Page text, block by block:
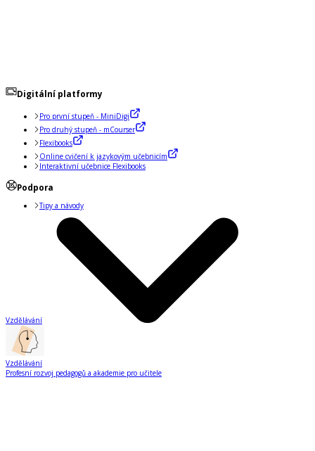
Digitální platformy
Pro první stupeň - MiniDigi
Pro druhý stupeň - mCourser
Flexibooks
Online cvičení k jazykovým učebnicím
Interaktivní učebnice Flexibooks
Podpora
Tipy a návody
Vzdělávání
Vzdělávání
Profesní rozvoj pedagogů a akademie pro učitele